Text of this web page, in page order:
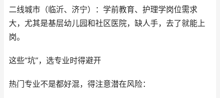
二线城市（临沂、济宁）：学前教育、护理学岗位需求
大，尤其是基层幼儿园和社区医院，缺人手，去了就能上
岗。
这些“坑”，选专业时得避开
热门专业不是都好混，得注意潜在风险：